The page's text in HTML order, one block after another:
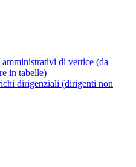
di vertice (da
in tabelle)
dirigenziali (dirigenti non